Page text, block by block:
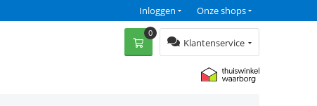
Onze shops
Inloggen
Klantenservice
0